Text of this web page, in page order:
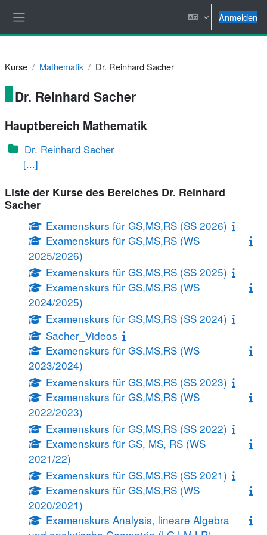
Anmelden
Kurse Mathematik Dr. Reinhard Sacher
Dr. Reinhard Sacher
Hauptbereich Mathematik
Dr. Reinhard Sacher
[...]
Liste der Kurse des Bereiches Dr. Reinhard
Sacher
Examenskurs für GS,MS,RS (SS 2026)
Examenskurs für GS,MS,RS (WS
2025/2026)
Examenskurs für GS,MS,RS (SS 2025)
Examenskurs für GS,MS,RS (WS
2024/2025)
Examenskurs für GS,MS,RS (SS 2024)
Sacher_Videos
Examenskurs für GS,MS,RS (WS
2023/2024)
Examenskurs für GS,MS,RS (SS 2023)
Examenskurs für GS,MS,RS (WS
2022/2023)
Examenskurs für GS,MS,RS (SS 2022)
Examenskurs für GS, MS, RS (WS
2021/22)
Examenskurs für GS,MS,RS (SS 2021)
Examenskurs für GS,MS,RS (WS
2020/2021)
Examenskurs Analysis, lineare Algebra